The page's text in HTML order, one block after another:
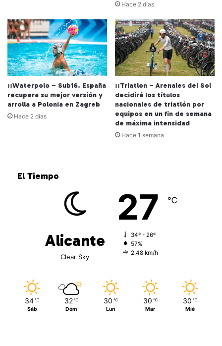
Hace 2 días
::Waterpolo – Sub16. España
recupera su mejor versión y
arrolla a Polonia en Zagreb
Hace 2 días
::Triatlon – Arenales del Sol
decidirá los títulos
nacionales de triatlón por
equipos en un fin de semana
de máxima intensidad
Hace 1 semana
El Tiempo
Alicante
Clear Sky
27 ℃
34º - 26º
57%
2.48 km/h
34 ℃
Sáb
32 ℃
Dom
30 ℃
Lun
30 ℃
Mar
30 ℃
Mié